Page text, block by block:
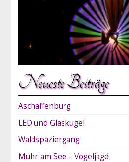
Neueste Beiträge
Aschaffenburg
LED und Glaskugel
Waldspaziergang
Muhr am See – Vogeljagd